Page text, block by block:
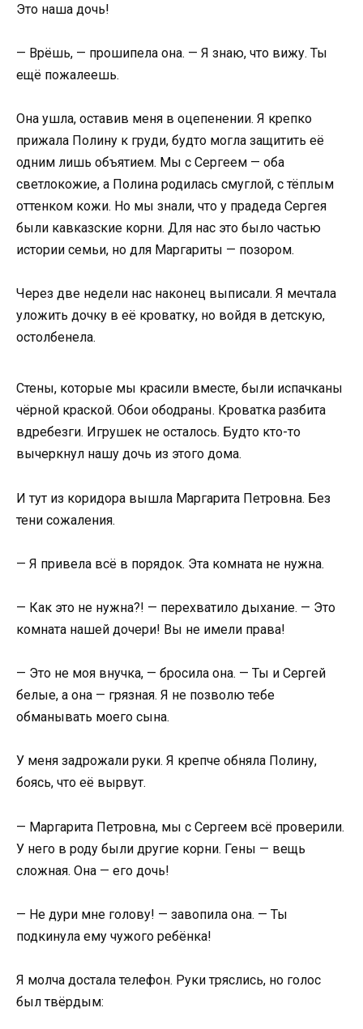
Это наша дочь!
— Врёшь, — прошипела она. — Я знаю, что вижу. Ты
ещё пожалеешь.
Она ушла, оставив меня в оцепенении. Я крепко
прижала Полину к груди, будто могла защитить её
одним лишь объятием. Мы с Сергеем — оба
светлокожие, а Полина родилась смуглой, с тёплым
оттенком кожи. Но мы знали, что у прадеда Сергея
были кавказские корни. Для нас это было частью
истории семьи, но для Маргариты — позором.
Через две недели нас наконец выписали. Я мечтала
уложить дочку в её кроватку, но войдя в детскую,
остолбенела.
Стены, которые мы красили вместе, были испачканы
чёрной краской. Обои ободраны. Кроватка разбита
вдребезги. Игрушек не осталось. Будто кто-то
вычеркнул нашу дочь из этого дома.
И тут из коридора вышла Маргарита Петровна. Без
тени сожаления.
— Я привела всё в порядок. Эта комната не нужна.
— Как это не нужна?! — перехватило дыхание. — Это
комната нашей дочери! Вы не имели права!
— Это не моя внучка, — бросила она. — Ты и Сергей
белые, а она — грязная. Я не позволю тебе
обманывать моего сына.
У меня задрожали руки. Я крепче обняла Полину,
боясь, что её вырвут.
— Маргарита Петровна, мы с Сергеем всё проверили.
У него в роду были другие корни. Гены — вещь
сложная. Она — его дочь!
— Не дури мне голову! — завопила она. — Ты
подкинула ему чужого ребёнка!
Я молча достала телефон. Руки тряслись, но голос
был твёрдым: